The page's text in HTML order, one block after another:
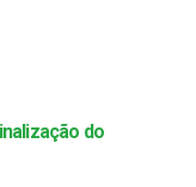
do